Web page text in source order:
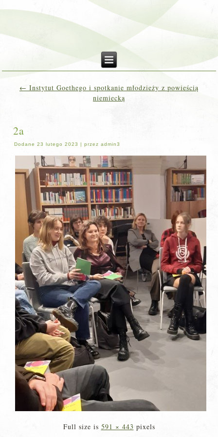
← Instytut Goethego i spotkanie młodzieży z powieścią
niemiecką
2a
Dodane 23 lutego 2023 |przez admin3
Full size is 591 × 443 pixels